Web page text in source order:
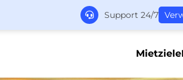
Support 24/7
Mietziele